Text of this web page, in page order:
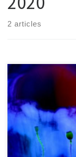
2 articles